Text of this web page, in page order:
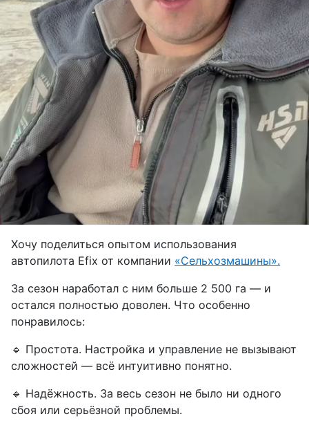
Хочу поделиться опытом использования
автопилота Efix от компании «Сельхозмашины».
За сезон наработал с ним больше 2 500 га — и
остался полностью доволен. Что особенно
понравилось:
🔹 Простота. Настройка и управление не вызывают
сложностей — всё интуитивно понятно.
🔹 Надёжность. За весь сезон не было ни одного
сбоя или серьёзной проблемы.